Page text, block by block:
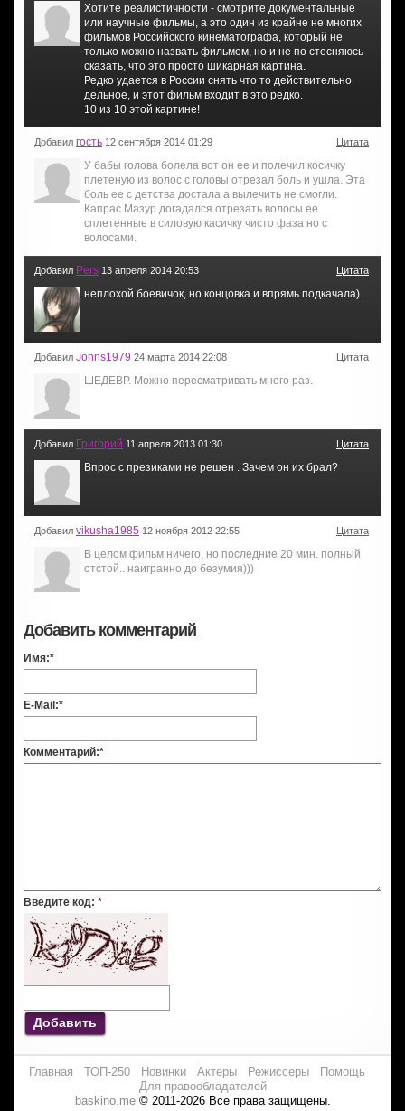
Хотите реалистичности - смотрите документальные
или научные фильмы, а это один из крайне не многих
фильмов Российского кинематографа, который не
только можно назвать фильмом, но и не по стесняюсь
сказать, что это просто шикарная картина.
Редко удается в России снять что то действительно
дельное, и этот фильм входит в это редко.
10 из 10 этой картине!
Добавил гость 12 сентября 2014 01:29 Цитата
У бабы голова болела вот он ее и полечил косичку
плетеную из волос с головы отрезал боль и ушла. Эта
боль ее с детства достала а вылечить не смогли.
Капрас Мазур догадался отрезать волосы ее
сплетенные в силовую касичку чисто фаза но с
волосами.
Добавил Pers 13 апреля 2014 20:53 Цитата
неплохой боевичок, но концовка и впрямь подкачала)
Добавил Johns1979 24 марта 2014 22:08 Цитата
ШЕДЕВР. Можно пересматривать много раз.
Добавил Григорий 11 апреля 2013 01:30 Цитата
Впрос с презиками не решен . Зачем он их брал?
Добавил vikusha1985 12 ноября 2012 22:55 Цитата
В целом фильм ничего, но последние 20 мин. полный
отстой.. наигранно до безумия)))
Добавить комментарий
Имя:*
E-Mail:*
Комментарий:*
Введите код: *
Добавить
Главная ТОП-250 Новинки Актеры Режиссеры
Помощь
Для правообладателей
baskino.me© 2011-2026 Все права защищены.